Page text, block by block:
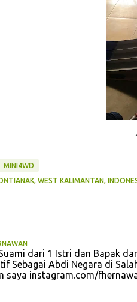
MINI4WD
WEST KALIMANTAN,
dari 1 Istri dan Bapak
Sebagai Abdi Negara di
saya instagram.com/